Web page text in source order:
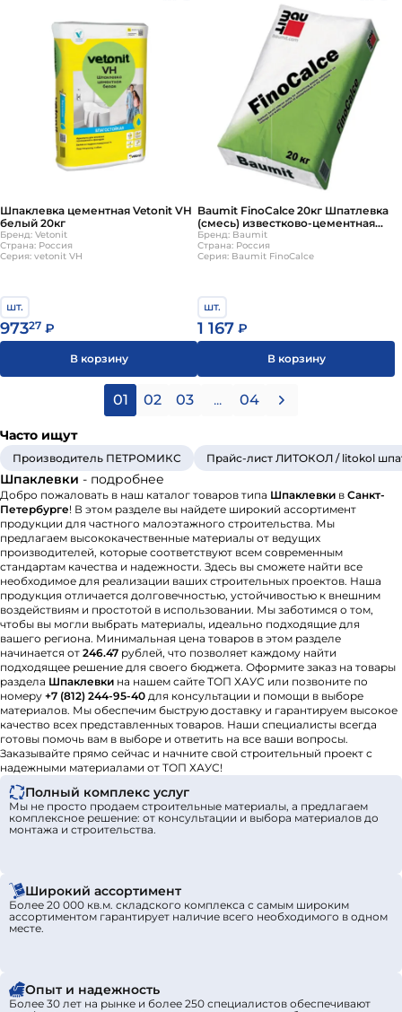
Шпаклевка цементная Vetonit VH
белый 20кг
Бренд: Vetonit
Страна: Россия
Серия: vetonit VH
шт.
97327 ₽
В корзину
Baumit FinoCalce 20кг Шпатлевка
(смесь) известково-цементная
белый
Бренд: Baumit
Страна: Россия
Серия: Baumit FinoCalce
шт.
1 167 ₽
В корзину
01 02 03 ... 04
Часто ищут
Производитель ПЕТРОМИКС Прайс-лист ЛИТОКОЛ / litokol
Шпаклевки - подробнее
Добро пожаловать в наш каталог товаров типа Шпаклевки в Санкт-
Петербурге! В этом разделе вы найдете широкий ассортимент
продукции для частного малоэтажного строительства. Мы
предлагаем высококачественные материалы от ведущих
производителей, которые соответствуют всем современным
стандартам качества и надежности. Здесь вы сможете найти все
необходимое для реализации ваших строительных проектов. Наша
продукция отличается долговечностью, устойчивостью к внешним
воздействиям и простотой в использовании. Мы заботимся о том,
чтобы вы могли выбрать материалы, идеально подходящие для
вашего региона. Минимальная цена товаров в этом разделе
начинается от 246.47 рублей, что позволяет каждому найти
подходящее решение для своего бюджета. Оформите заказ на товары
раздела Шпаклевки на нашем сайте ТОП ХАУС или позвоните по
номеру +7 (812) 244-95-40 для консультации и помощи в выборе
материалов. Мы обеспечим быструю доставку и гарантируем высокое
качество всех представленных товаров. Наши специалисты всегда
готовы помочь вам в выборе и ответить на все ваши вопросы.
Заказывайте прямо сейчас и начните свой строительный проект с
надежными материалами от ТОП ХАУС!
Полный комплекс услуг
Мы не просто продаем строительные материалы, а предлагаем
комплексное решение: от консультации и выбора материалов до
монтажа и строительства.
Широкий ассортимент
Более 20 000 кв.м. складского комплекса с самым широким
ассортиментом гарантирует наличие всего необходимого в одном
месте.
Опыт и надежность
Более 30 лет на рынке и более 250 специалистов обеспечивают